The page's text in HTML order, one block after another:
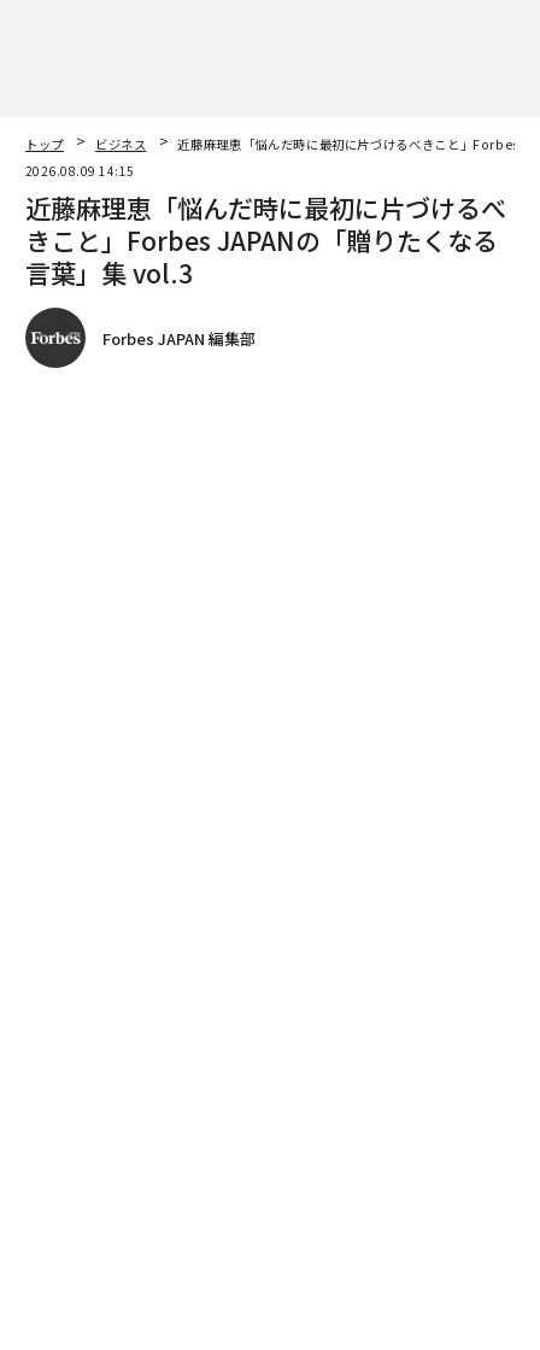
トップ ビジネス
近藤麻理恵「悩んだ時に最初に片づけるべきこと」Forbes
2026.08.09 14:15
近藤麻理恵「悩んだ時に最初に片づけるべ
きこと」Forbes JAPANの「贈りたくなる
言葉」集 vol.3
Forbes JAPAN 編集部